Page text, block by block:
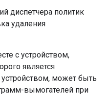
диспетчера политик
удаления
с устройством,
является
может быть
вымогателей при